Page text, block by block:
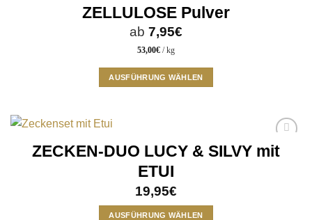
Die
Optionen
können
auf
der
Produktseite
ZELLULOSE Pulver
ab 7,95€
53,00€ /kg
AUSFÜHRUNG WÄHLEN
Varianten
auf.
Optionen
können
Add to
wishlist
ZECKEN-DUO LUCY & SILVY mit
ETUI
19,95€
AUSFÜHRUNG WÄHLEN